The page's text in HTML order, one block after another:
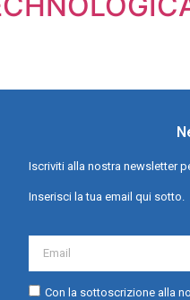
Iscriviti alla nostra newsletter
Inserisci la tua email qui sotto.
Con la sottoscrizione alla